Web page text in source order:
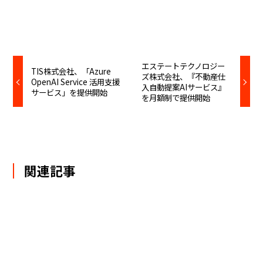
TIS株式会社、「Azure
OpenAI Service 活用支援
サービス」を提供開始
エステートテクノロジー
ズ株式会社、『不動産仕
入自動提案AIサービス』
を月額制で提供開始
関連記事